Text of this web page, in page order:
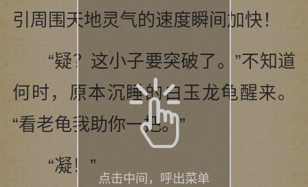
引周围天地灵气的速度瞬间加快！
“疑？这小子要突破了。”不知道
何时，原本沉睡的白玉龙龟醒来。
“看老龟我助你一把。”
“凝！”
点击中间，呼出菜单